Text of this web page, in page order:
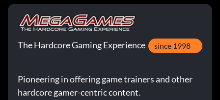
The Hardcore Gaming Experience since 1998
Pioneering in offering game trainers and other
hardcore gamer-centric content.